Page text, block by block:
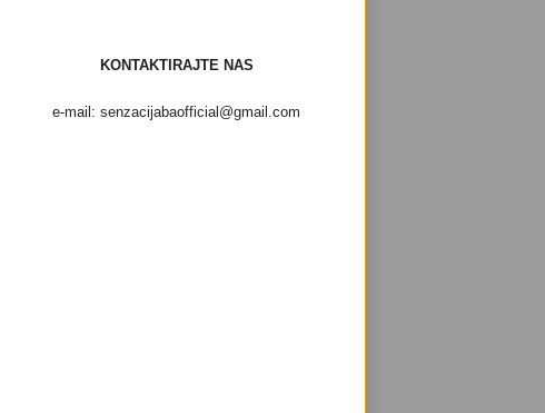
KONTAKTIRAJTE NAS
e-mail: senzacijabaofficial@gmail.com